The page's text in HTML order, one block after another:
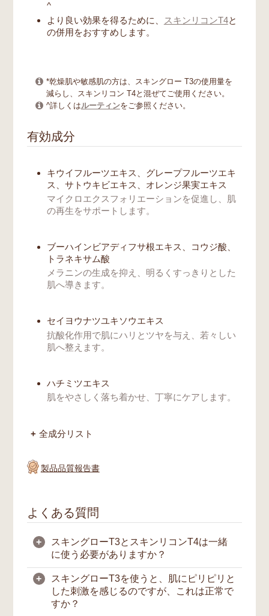
^
より良い効果を得るために、
スキンリコンT4と
の併用をおすすめします。
*乾燥肌や敏感肌の方は、スキングロー T3の使用量を
減らし、スキンリコン T4と混ぜてご使用ください。
^詳しくはルーティンをご参照ください。
有効成分
キウイフルーツエキス、グレープフルーツエキ
ス、サトウキビエキス、オレンジ果実エキス
マイクロエクスフォリエーションを促進し、肌
の再生をサポートします。
ブーハインビアディフサ根エキス、コウジ酸、
トラネキサム酸
メラニンの生成を抑え、明るくすっきりとした
肌へ導きます。
セイヨウナツユキソウエキス
抗酸化作用で肌にハリとツヤを与え、若々しい
肌へ整えます。
ハチミツエキス
肌をやさしく落ち着かせ、丁寧にケアします。
全成分リスト
製品品質報告書
よくある質問
+
スキングローT3とスキンリコンT4は一緒
に使う必要がありますか？
スキングローT3と スキンリコンT4は、互い
に補い合うように設計された製品であり、併
用することでより効果的なスキンケアが可能
+
スキングローT3を使うと、肌にピリピリと
した刺激を感じるのですが、これは正常で
すか？